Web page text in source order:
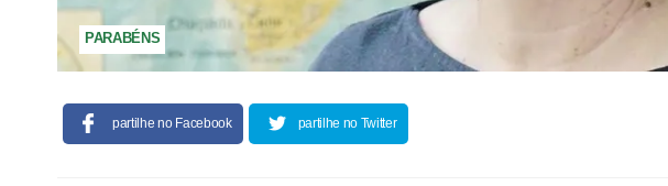
PARABÉNS
partilhe no Facebook partilhe no Twitter